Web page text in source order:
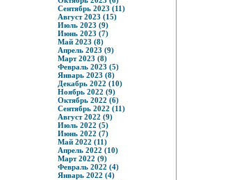
Сентябрь 2023 (11)
Август 2023 (15)
Июль 2023 (9)
Июнь 2023 (7)
Май 2023 (8)
Апрель 2023 (9)
Март 2023 (8)
Февраль 2023 (5)
Январь 2023 (8)
Декабрь 2022 (10)
Ноябрь 2022 (9)
Октябрь 2022 (6)
Сентябрь 2022 (11)
Август 2022 (9)
Июль 2022 (5)
Июнь 2022 (7)
Май 2022 (11)
Апрель 2022 (10)
Март 2022 (9)
Февраль 2022 (4)
Январь 2022 (4)